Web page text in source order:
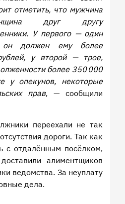
отметить, что мужчина
друг другу
У первого — один
он должен ему более
у второй — трое,
более 350 000
у опекунов, некоторые
прав, — сообщили
переехали не так
дороги. Так как
с отдалённым посёлком,
алиментщиков
ведомства. За неуплату
дела.